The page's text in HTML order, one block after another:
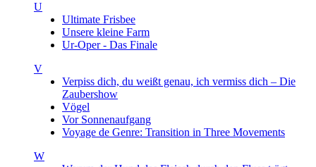
U
Ultimate Frisbee
Unsere kleine Farm
Ur-Oper - Das Finale
V
Verpiss dich, du weißt genau, ich vermiss dich – Die
Zaubershow
Vögel
Vor Sonnenaufgang
Voyage de Genre: Transition in Three Movements
W